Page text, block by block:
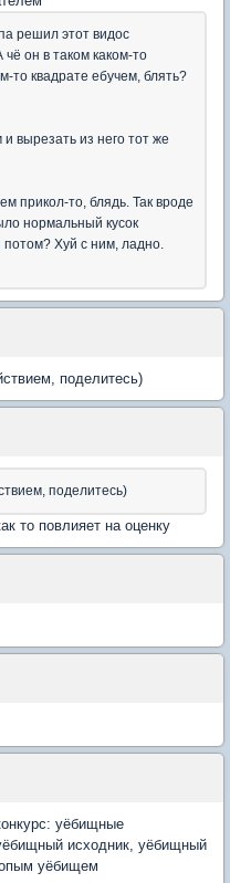
решил этот видос
чё он в таком каком-то
то квадрате ебучем, блять?
вырезать из него тот же
прикол-то, блядь. Так вроде
нормальный кусок
потом? Хуй с ним, ладно.
поделитесь)
поделитесь)
то повлияет на оценку
уёбищные
исходник, уёбищный
уёбищем